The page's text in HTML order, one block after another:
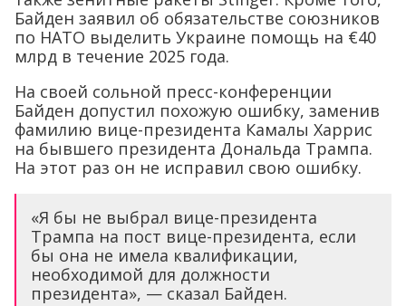
Байден заявил об обязательстве союзников
по НАТО выделить Украине помощь на €40
млрд в течение 2025 года.
На своей сольной пресс-конференции
Байден допустил похожую ошибку, заменив
фамилию вице-президента Камалы Харрис
на бывшего президента Дональда Трампа.
На этот раз он не исправил свою ошибку.
«Я бы не выбрал вице-президента
Трампа на пост вице-президента, если
бы она не имела квалификации,
необходимой для должности
президента», — сказал Байден.